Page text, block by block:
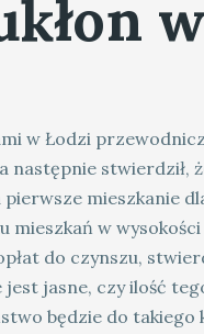
w Łodzi
następnie stwierdził,
mieszkanie
w
do czynszu,
jasne, czy ilość
będzie do takiego